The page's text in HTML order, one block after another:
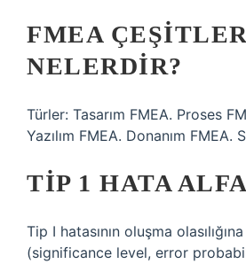
FMEA
NELERDIR?
Türler: Tasarım FMEA. Proses
Yazılım FMEA. Donanım FMEA.
TIP 1 HATA
Tip I hatasının oluşma
(significance level, error